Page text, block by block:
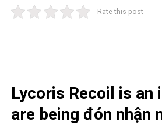
Rate this post
Lycoris Recoil is an
are being đón nhận